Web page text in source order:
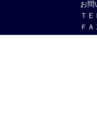
お問
Ｔ
Ｆ